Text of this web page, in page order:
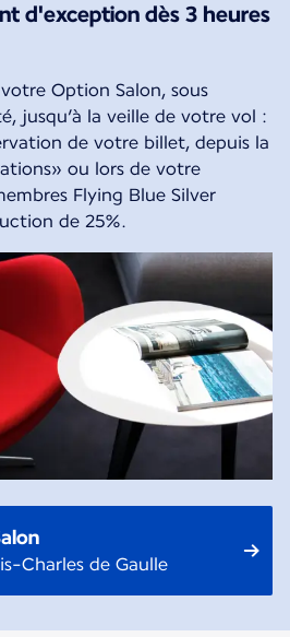
d'exception dès 3 heures
Option Salon, sous
jusqu’à la veille de votre vol :
de votre billet, depuis la
ou lors de votre
Flying Blue Silver
de 25%.
Charles de Gaulle